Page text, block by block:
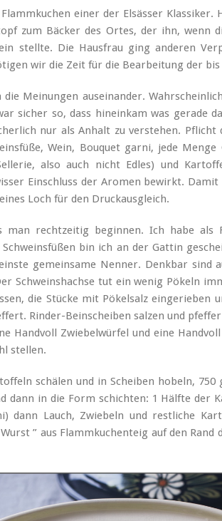
einer der Elsässer
zum Bäcker des Ortes, der ihn, wenn
stellte. Die Hausfrau ging anderen
wir die Zeit für die Bearbeitung der
Meinungen auseinander.
sicher so, dass hineinkam was gerade
nur als Anhalt zu verstehen. Pflicht
Wein, Bouquet garni, jede
also auch nicht Edles) und
Einschluss der Aromen bewirkt.
Loch für den Druckausgleich.
rechtzeitig beginnen. Ich habe als
bin ich an der Gattin
gemeinsame Nenner. Denkbar sind
Schweinshachse tut ein wenig Pökeln
die Stücke mit Pökelsalz eingerieben
Rinder-Beinscheiben salzen und
Handvoll Zwiebelwürfel und eine
stellen.
schälen und in Scheiben hobeln, 750
dann in die Form schichten: 1 Hälfte der
dann Lauch, Zwiebeln und restliche
” aus Flammkuchenteig auf den